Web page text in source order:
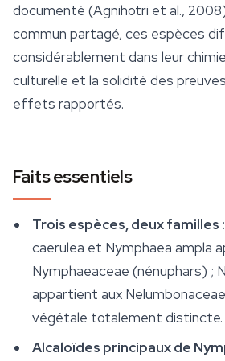
documenté (Agnihotri et al.,
commun partagé, ces espèces
considérablement dans leur
culturelle et la solidité des
effets rapportés.
Faits essentiels
Trois espèces, deux familles :
caerulea et Nymphaea ampla
Nymphaeaceae (nénuphars) ;
appartient aux
végétale totalement distincte.
Alcaloïdes principaux de